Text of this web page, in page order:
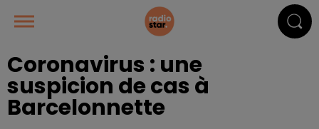
Coronavirus : une
suspicion de cas à
Barcelonnette